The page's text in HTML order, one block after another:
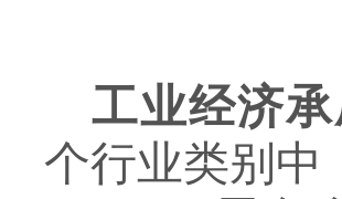
工业经济
个行业类别中